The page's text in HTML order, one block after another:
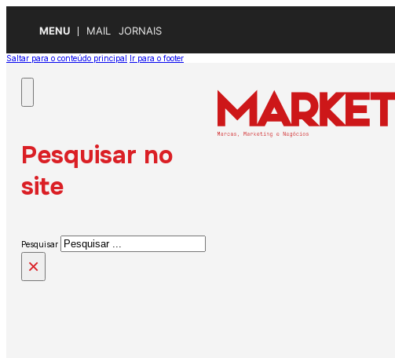
MENU MAIL JORNAIS
Saltar para o conteúdo principal Ir para o footer
Pesquisar no
site
Pesquisar
×